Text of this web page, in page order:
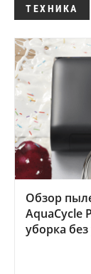
ТЕХНИКА
Обзор
AquaCycle
уборка